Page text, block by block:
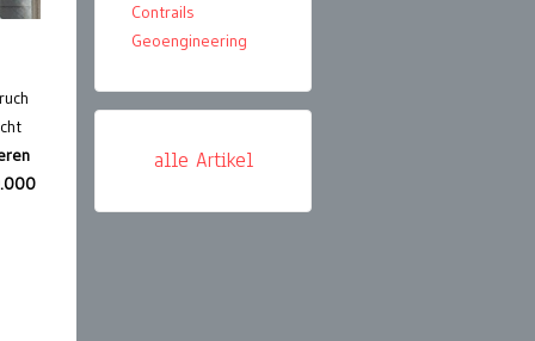
Contrails
Geoengineering
alle Artikel